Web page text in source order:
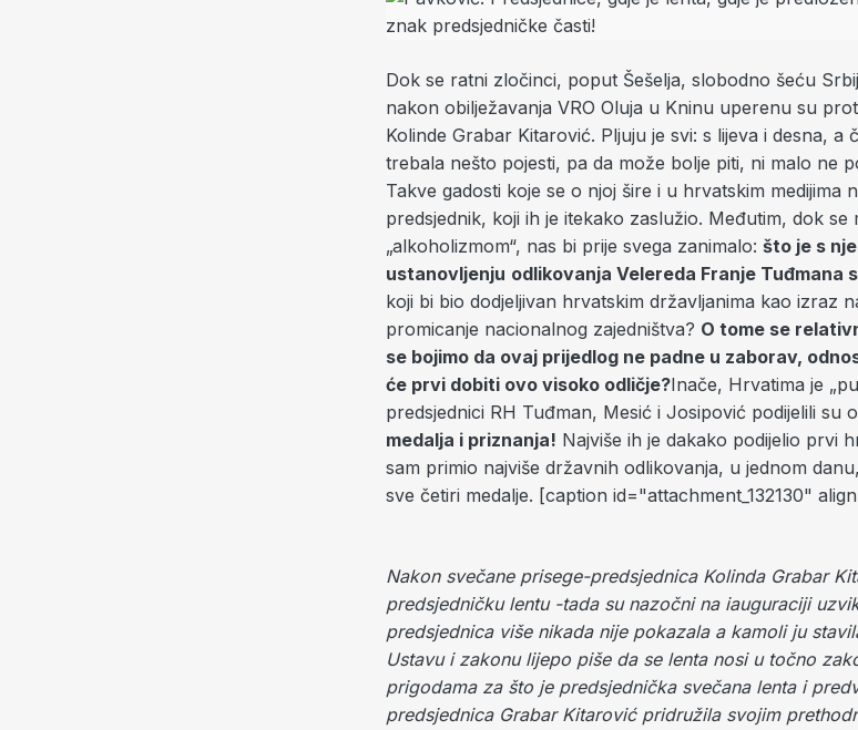
Dok se ratni zločinci, poput Šešelja, slobodno šeću
nakon obilježavanja VRO Oluja u Kninu uperenu su
Kolinde Grabar Kitarović. Pljuju je svi: s lijeva i desna, a
trebala nešto pojesti, pa da može bolje piti, ni malo ne
Takve gadosti koje se o njoj šire i u hrvatskim medijima
predsjednik, koji ih je itekako zaslužio. Međutim, dok se
„alkoholizmom“, nas bi prije svega zanimalo: što je s
ustanovljenju odlikovanja Velereda Franje Tuđmana
koji bi bio dodjeljivan hrvatskim državljanima kao izraz
promicanje nacionalnog zajedništva? O tome se
se bojimo da ovaj prijedlog ne padne u zaborav,
će prvi dobiti ovo visoko odličje?Inače, Hrvatima je
predsjednici RH Tuđman, Mesić i Josipović podijelili su
medalja i priznanja! Najviše ih je dakako podijelio prvi
sam primio najviše državnih odlikovanja, u jednom
sve četiri medalje. [caption id="attachment_132130"
Nakon svečane prisege-predsjednica Kolinda Grabar
predsjedničku lentu -tada su nazočni na iauguraciji
predsjednica više nikada nije pokazala a kamoli ju
Ustavu i zakonu lijepo piše da se lenta nosi u točno
prigodama za što je predsjednička svečana lenta i
predsjednica Grabar Kitarović pridružila svojim